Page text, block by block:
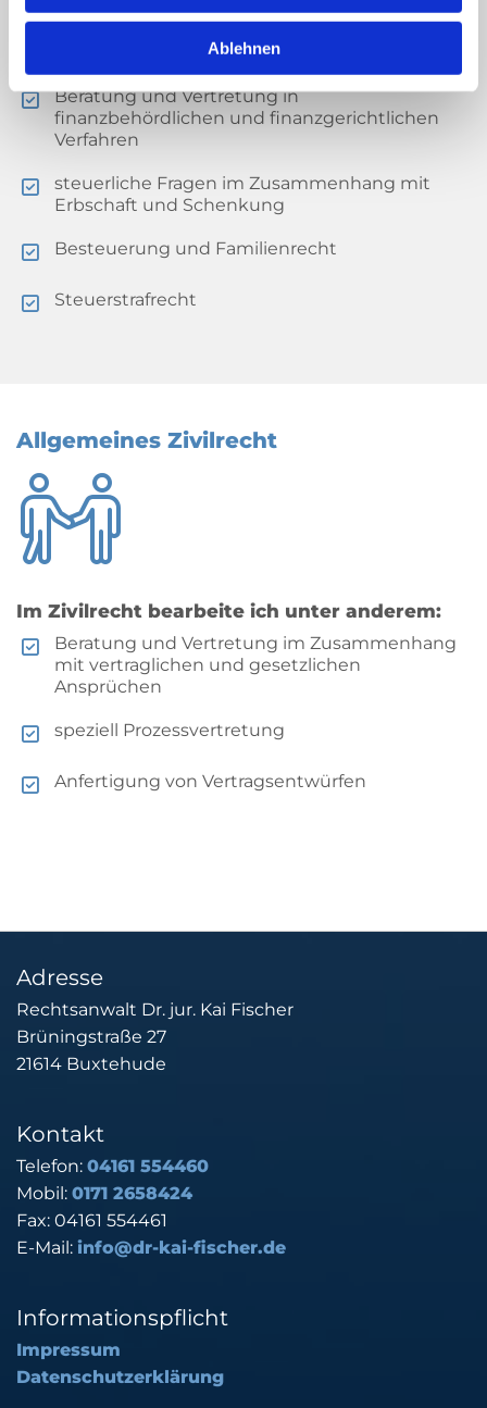
Ablehnen
Beratung und Vertretung in
finanzbehördlichen und finanzgerichtlichen
Verfahren
steuerliche Fragen im Zusammenhang mit
Erbschaft und Schenkung
Besteuerung und Familienrecht
Steuerstrafrecht
Allgemeines Zivilrecht
Im Zivilrecht bearbeite ich unter anderem:
Beratung und Vertretung im Zusammenhang
mit vertraglichen und gesetzlichen
Ansprüchen
speziell Prozessvertretung
Anfertigung von Vertragsentwürfen
Adresse
Rechtsanwalt Dr. jur. Kai Fischer
Brüningstraße 27
21614 Buxtehude
Kontakt
Telefon: 04161 554460
Mobil: 0171 2658424
Fax: 04161 554461
E-Mail: info@dr-kai-fischer.de
Informationspflicht
Impressum
Datenschutzerklärung